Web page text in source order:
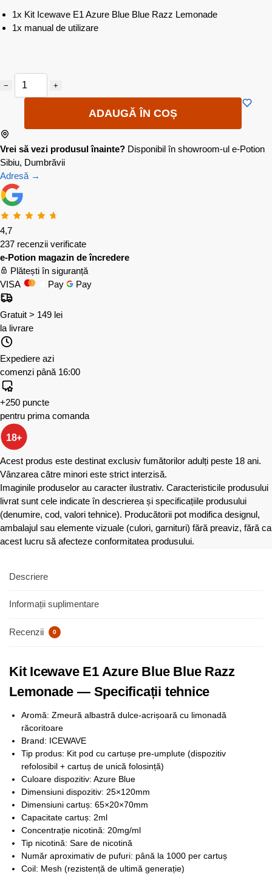
1x Kit Icewave E1 Azure Blue Blue Razz Lemonade
1x manual de utilizare
− +
ADAUGĂ ÎN COȘ
Vrei să vezi produsul înainte? Disponibil în showroom-ul e-Potion
Sibiu, Dumbrăvii
Adresă →
4,7
237 recenzii verificate
e-Potion magazin de încredere
Plătești în siguranță
VISA
Pay Pay
Gratuit > 149 lei
la livrare
Expediere azi
comenzi până 16:00
+250 puncte
pentru prima comanda
18+
Acest produs este destinat exclusiv fumătorilor adulți peste 18 ani.
Vânzarea către minori este strict interzisă.
Imaginile produselor au caracter ilustrativ. Caracteristicile produsului
livrat sunt cele indicate în descrierea și specificațiile produsului
(denumire, cod, valori tehnice). Producătorii pot modifica designul,
ambalajul sau elemente vizuale (culori, garnituri) fără preaviz, fără ca
acest lucru să afecteze conformitatea produsului.
Descriere
Informații suplimentare
Recenzii 0
Kit Icewave E1 Azure Blue Blue Razz
Lemonade — Specificații tehnice
Aromă: Zmeură albastră dulce-acrișoară cu limonadă
răcoritoare
Brand: ICEWAVE
Tip produs: Kit pod cu cartușe pre-umplute (dispozitiv
refolosibil + cartuș de unică folosință)
Culoare dispozitiv: Azure Blue
Dimensiuni dispozitiv: 25×120mm
Dimensiuni cartuș: 65×20×70mm
Capacitate cartuș: 2ml
Concentrație nicotină: 20mg/ml
Tip nicotină: Sare de nicotină
Număr aproximativ de pufuri: până la 1000 per cartuș
Coil: Mesh (rezistență de ultimă generație)